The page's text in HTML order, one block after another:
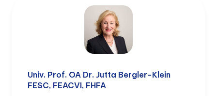
Univ. Prof. OA Dr. Jutta Bergler-Klein
FESC, FEACVI, FHFA